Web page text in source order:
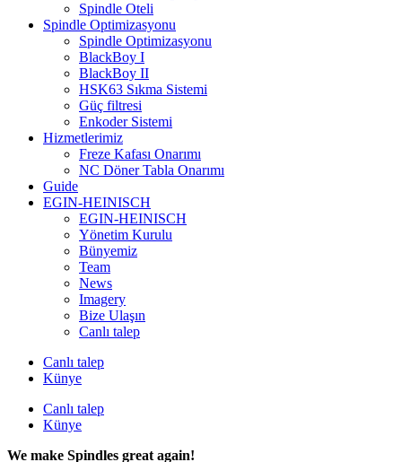
Spindle Oteli
Spindle Optimizasyonu
Spindle Optimizasyonu
BlackBoy I
BlackBoy II
HSK63 Sıkma Sistemi
Güç filtresi
Enkoder Sistemi
Hizmetlerimiz
Freze Kafası Onarımı
NC Döner Tabla Onarımı
Guide
EGIN-HEINISCH
EGIN-HEINISCH
Yönetim Kurulu
Bünyemiz
Team
News
Imagery
Bize Ulaşın
Canlı talep
Canlı talep
Künye
Canlı talep
Künye
We make Spindles great again!